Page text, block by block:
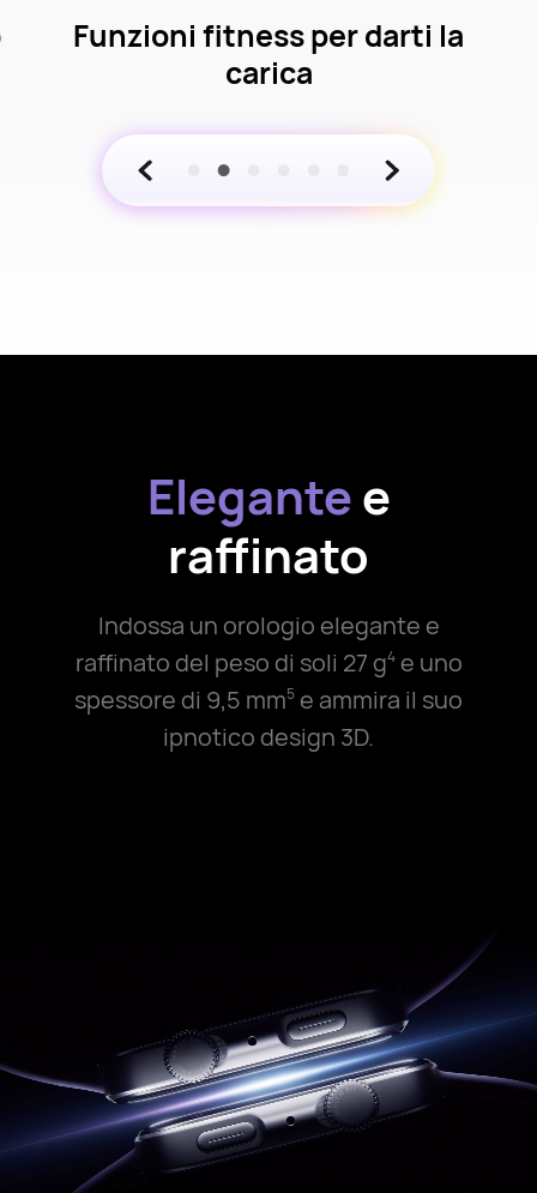
Funzioni fitness per darti la
carica
Elegantee
raffinato
Indossa un orologio elegante e
raffinato del peso di soli 27 g4e uno
spessore di 9,5 mm5 e ammira il suo
ipnotico design 3D.